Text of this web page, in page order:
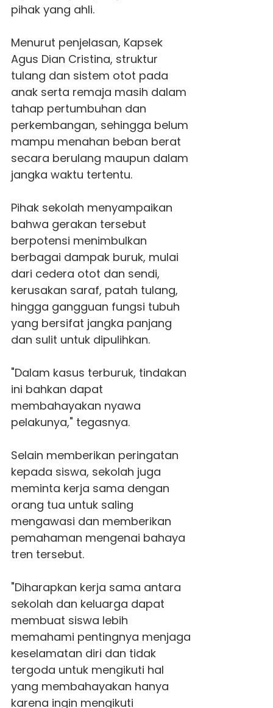
pihak yang ahli.
Menurut penjelasan, Kapsek
Agus Dian Cristina, struktur
tulang dan sistem otot pada
anak serta remaja masih dalam
tahap pertumbuhan dan
perkembangan, sehingga belum
mampu menahan beban berat
secara berulang maupun dalam
jangka waktu tertentu.
Pihak sekolah menyampaikan
bahwa gerakan tersebut
berpotensi menimbulkan
berbagai dampak buruk, mulai
dari cedera otot dan sendi,
kerusakan saraf, patah tulang,
hingga gangguan fungsi tubuh
yang bersifat jangka panjang
dan sulit untuk dipulihkan.
"Dalam kasus terburuk, tindakan
ini bahkan dapat
membahayakan nyawa
pelakunya," tegasnya.
Selain memberikan peringatan
kepada siswa, sekolah juga
meminta kerja sama dengan
orang tua untuk saling
mengawasi dan memberikan
pemahaman mengenai bahaya
tren tersebut.
"Diharapkan kerja sama antara
sekolah dan keluarga dapat
membuat siswa lebih
memahami pentingnya menjaga
keselamatan diri dan tidak
tergoda untuk mengikuti hal
yang membahayakan hanya
karena ingin mengikuti